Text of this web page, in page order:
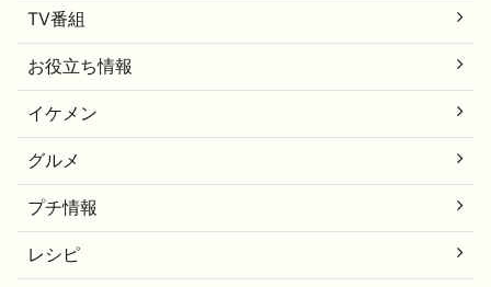
TV番組
お役立ち情報
イケメン
グルメ
プチ情報
レシピ